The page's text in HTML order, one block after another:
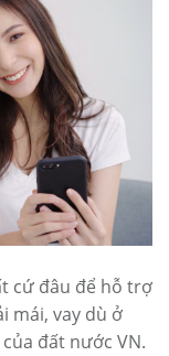
cứ đâu để hỗ trợ
mái, vay dù ở
đất nước VN.